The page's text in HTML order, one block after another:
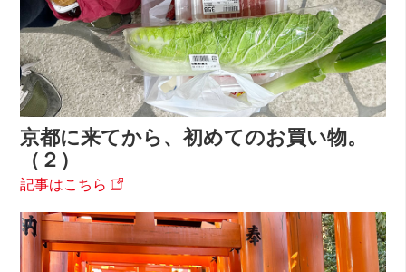
京都に来てから、初めてのお買い物。
（２）
記事はこちら